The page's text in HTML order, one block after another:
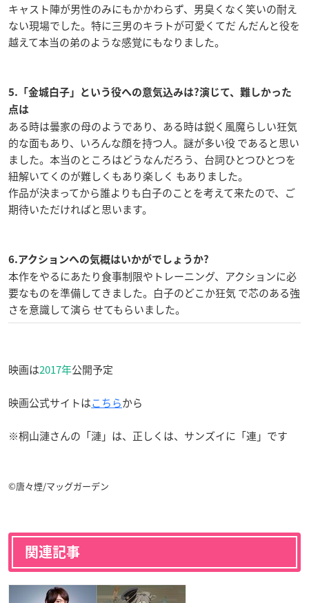
キャスト陣が男性のみにもかかわらず、男臭くなく笑いの耐え
ない現場でした。特に三男のキラトが可愛くてだ んだんと役を
越えて本当の弟のような感覚にもなりました。
5.「金城白子」という役への意気込みは?演じて、難しかった
点は
ある時は曇家の母のようであり、ある時は鋭く風魔らしい狂気
的な面もあり、いろんな顔を持つ人。謎が多い役 であると思い
ました。本当のところはどうなんだろう、台詞ひとつひとつを
紐解いてくのが難しくもあり楽しく もありました。
作品が決まってから誰よりも白子のことを考えて来たので、ご
期待いただければと思います。
6.アクションへの気概はいかがでしょうか?
本作をやるにあたり食事制限やトレーニング、アクションに必
要なものを準備してきました。白子のどこか狂気 で芯のある強
さを意識して演ら せてもらいました。
映画は2017年公開予定
映画公式サイトはこちらから
※桐山漣さんの「漣」は、正しくは、サンズイに「連」です
©唐々煙/マッグガーデン
関連記事